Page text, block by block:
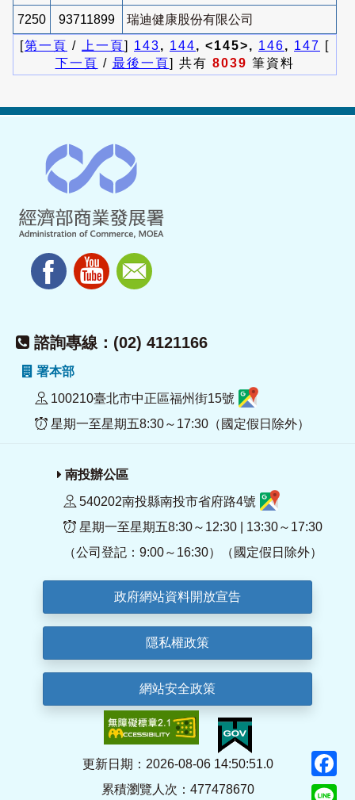
7250 93711899
瑞迪健康股份有限公司
[第一頁 / 上一頁] 143, 144, <145>, 146, 147 [
下一頁 / 最後一頁] 共有 8039 筆資料
諮詢專線：(02) 4121166
署本部
100210臺北市中正區福州街15號
星期一至星期五8:30～17:30（國定假日除外）
南投辦公區
540202南投縣南投市省府路4號
星期一至星期五8:30～12:30 | 13:30～17:30
（公司登記：9:00～16:30）（國定假日除外）
政府網站資料開放宣告
隱私權政策
網站安全政策
更新日期：2026-08-06 14:50:51.0
累積瀏覽人次：477478670